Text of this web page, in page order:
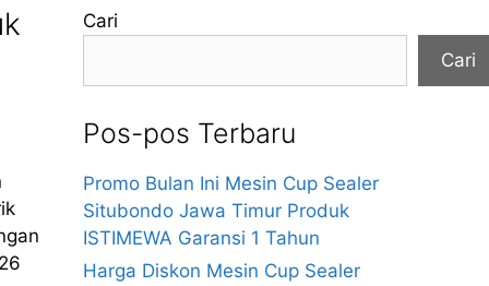
Cari
Cari
Pos-pos Terbaru
Promo Bulan Ini Mesin Cup Sealer
Situbondo Jawa Timur Produk
ISTIMEWA Garansi 1 Tahun
Harga Diskon Mesin Cup Sealer